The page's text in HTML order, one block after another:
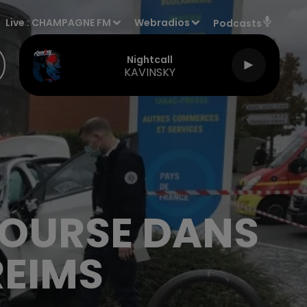
Live :CHAMPAGNE FM Webradios Podcasts
Nightcall
KAVINSKY
DANS